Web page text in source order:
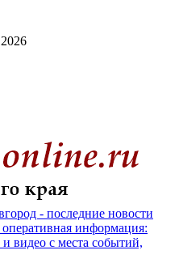
- последние новости
оперативная информация:
видео с места событий,